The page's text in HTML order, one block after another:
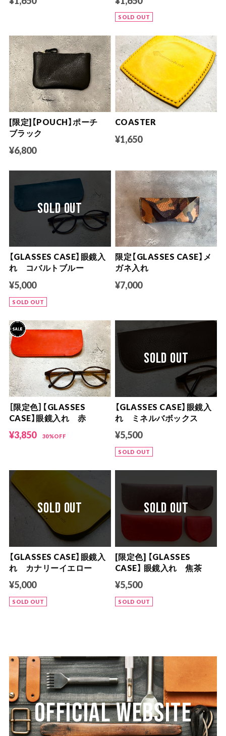
SOLD OUT
[限定]【POUCH】ポーチ
ブラック
¥6,800
COASTER
¥1,650
SOLD OUT
【GLASSES CASE】眼鏡入
れ コバルトブルー
¥5,000
SOLD OUT
限定【GLASSES CASE】メ
ガネ入れ
¥7,000
［限定色］【GLASSES
CASE】眼鏡入れ 赤
¥3,850 30%OFF
SOLD OUT
【GLASSES CASE】眼鏡入
れ ミネルバボックス
¥5,500
SOLD OUT
SOLD OUT
【GLASSES CASE】眼鏡入
れ カナリーイエロー
¥5,000
SOLD OUT
SOLD OUT
[限定色] 【GLASSES
CASE】 眼鏡入れ 焦茶
¥5,500
SOLD OUT
OFFICIAL WEBSITE